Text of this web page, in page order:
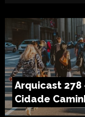
Arquicast 278
Cidade